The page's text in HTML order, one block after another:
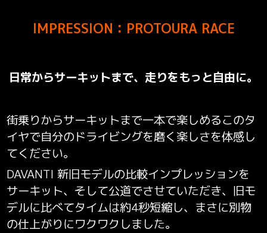
IMPRESSION：PROTOURA RACE
日常からサーキットまで、走りをもっと自由に。
街乗りからサーキットまで一本で楽しめるこのタ
イヤで自分のドライビングを磨く楽しさを体感し
てください。
DAVANTI 新旧モデルの比較インプレッションを
サーキット、そして公道でさせていただき、旧モ
デルに比べてタイムは約4秒短縮し、まさに別物
の仕上がりにワクワクしました。